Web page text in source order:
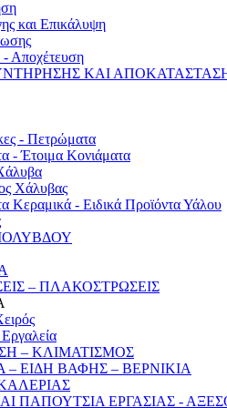
και Επικάλυψη
Αποχέτευση
ΚΑΙ
- Πετρώματα
- Έτοιμα Κονιάματα
Χάλυβας
Κεραμικά - Ειδικά Προϊόντα Υάλου
– ΠΛΑΚΟΣΤΡΩΣΕΙΣ
– ΚΛΙΜΑΤΙΣΜΟΣ
ΕΙΔΗ ΒΑΦΗΣ – ΒΕΡΝΙΚΙΑ
ΠΑΠΟΥΤΣΙΑ ΕΡΓΑΣΙΑΣ -